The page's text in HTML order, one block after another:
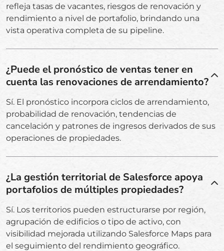
refleja tasas de vacantes, riesgos de renovación y
rendimiento a nivel de portafolio, brindando una
vista operativa completa de su pipeline.
¿Puede el pronóstico de ventas tener en
cuenta las renovaciones de arrendamiento?
Sí. El pronóstico incorpora ciclos de arrendamiento,
probabilidad de renovación, tendencias de
cancelación y patrones de ingresos derivados de sus
operaciones de propiedades.
¿La gestión territorial de Salesforce apoya
portafolios de múltiples propiedades?
Sí. Los territorios pueden estructurarse por región,
agrupación de edificios o tipo de activo, con
visibilidad mejorada utilizando Salesforce Maps para
el seguimiento del rendimiento geográfico.